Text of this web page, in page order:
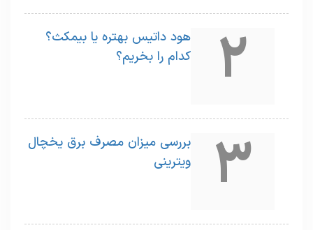
2
هود داتیس بهتره یا بیمکث؟
کدام را بخریم؟
3
بررسی میزان مصرف برق یخچال
ویترینی